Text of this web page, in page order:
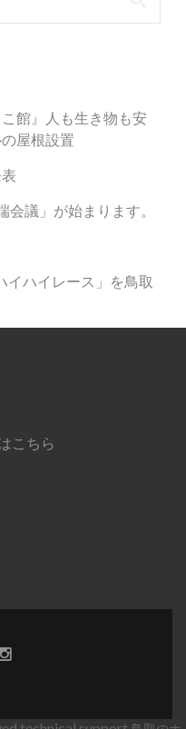
館』人も生き物も安
屋根設置
議」が始まります。
イハイレース」を鳥取
こちら